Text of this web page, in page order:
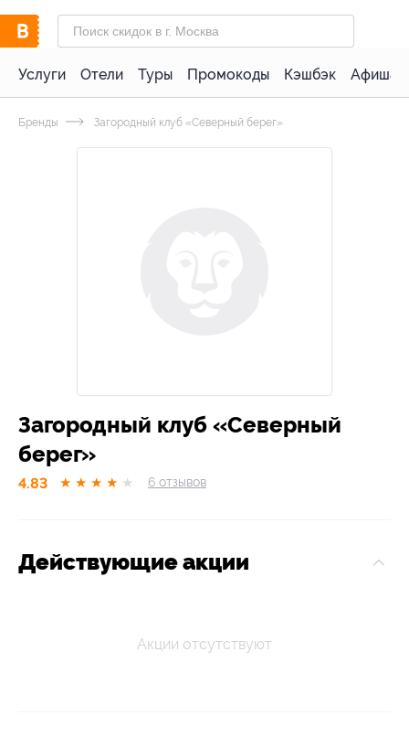
Услуги Отели Туры Промокоды Кэшбэк Афиша
Бренды Загородный клуб «Северный берег»
Загородный клуб «Северный
берег»
4.83 ★ ★ ★ ★ ★ 6 отзывов
Действующие акции
Акции отсутствуют